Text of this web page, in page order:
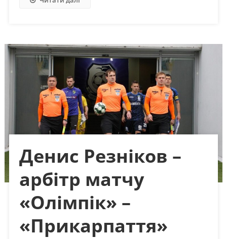
Денис Резніков –
арбітр матчу
«Олімпік» –
«Прикарпаття»